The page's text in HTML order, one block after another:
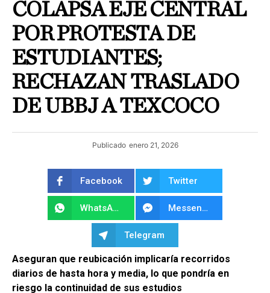
COLAPSA EJE CENTRAL
POR PROTESTA DE
ESTUDIANTES;
RECHAZAN TRASLADO
DE UBBJ A TEXCOCO
Publicado enero 21, 2026
Facebook Twitter
WhatsApp Messenger
Telegram
Aseguran que reubicación implicaría recorridos
diarios de hasta hora y media, lo que pondría en
riesgo la continuidad de sus estudios